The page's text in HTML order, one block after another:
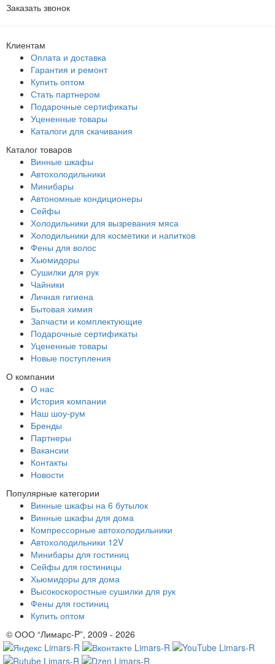
Заказать звонок
Клиентам
Оплата и доставка
Гарантия и ремонт
Купить оптом
Стать партнером
Подарочные сертификаты
Уцененные товары
Каталоги для скачивания
Каталог товаров
Винные шкафы
Автохолодильники
Минибары
Автономные кондиционеры
Сейфы
Холодильники для вызревания мяса
Холодильники для косметики и напитков
Фены для волос
Хьюмидоры
Сушилки для рук
Чайники
Личная гигиена
Бытовая химия
Запчасти и комплектующие
Подарочные сертификаты
Уцененные товары
Новые поступления
О компании
О нас
История компании
Наш шоу-рум
Бренды
Партнеры
Вакансии
Контакты
Новости
Популярные категории
Винные шкафы на 6 бутылок
Винные шкафы для дома
Компрессорные автохолодильники
Автохолодильники 12V
Минибары для гостиниц
Сейфы для гостиницы
Хьюмидоры для дома
Высокоскоростные сушилки для рук
Фены для гостиниц
Купить оптом
© ООО “Лимарс-P”, 2009 - 2026